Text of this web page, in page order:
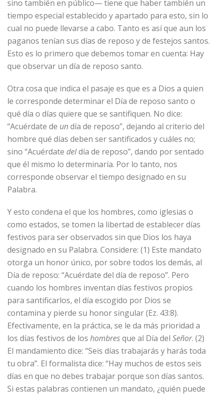
sino también en público— tiene que haber también un
tiempo especial establecido y apartado para esto, sin lo
cual no puede llevarse a cabo. Tanto es así que aun los
paganos tenían sus días de reposo y de festejos santos.
Esto es lo primero que debemos tomar en cuenta: Hay
que observar un día de reposo santo.
Otra cosa que indica el pasaje es que es a Dios a quien
le corresponde determinar el Día de reposo santo o
qué día o días quiere que se santifiquen. No dice:
“Acuérdate de undía de reposo”, dejando al criterio del
hombre qué días deben ser santificados y cuáles no;
sino “Acuérdate deldía de reposo”, dando por sentado
que él mismo lo determinaría. Por lo tanto, nos
corresponde observar el tiempo designado en su
Palabra.
Y esto condena el que los hombres, como iglesias o
como estados, se tomen la libertad de establecer días
festivos para ser observados sin que Dios los haya
designado en su Palabra. Considere: (1) Este mandato
otorga un honor único, por sobre todos los demás, al
Día de reposo: “Acuérdate del día de reposo”. Pero
cuando los hombres inventan días festivos propios
para santificarlos, el día escogido por Dios se
contamina y pierde su honor singular (Ez. 43:8).
Efectivamente, en la práctica, se le da más prioridad a
los días festivos de los hombresque al Día del Señor. (2)
El mandamiento dice: “Seis días trabajarás y harás toda
tu obra”. El formalista dice: “Hay muchos de estos seis
días en que no debes trabajar porque son días santos.
Si estas palabras contienen un mandato, ¿quién puede